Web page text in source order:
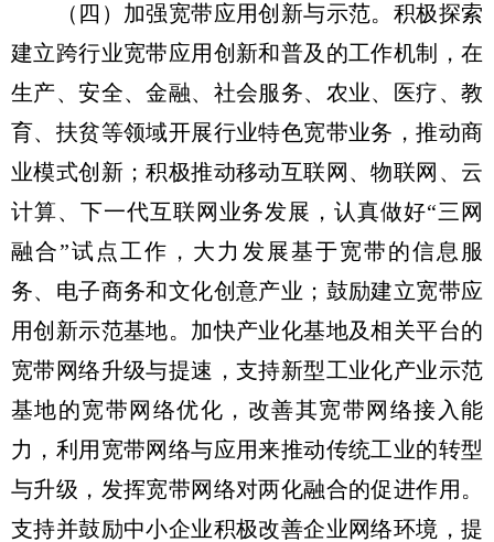
（四）加强宽带应用创新与示范。积极探索
建立跨行业宽带应用创新和普及的工作机制，在
生产、安全、金融、社会服务、农业、医疗、教
育、扶贫等领域开展行业特色宽带业务，推动商
业模式创新；积极推动移动互联网、物联网、云
计算、下一代互联网业务发展，认真做好“三网
融合”试点工作，大力发展基于宽带的信息服
务、电子商务和文化创意产业；鼓励建立宽带应
用创新示范基地。加快产业化基地及相关平台的
宽带网络升级与提速，支持新型工业化产业示范
基地的宽带网络优化，改善其宽带网络接入能
力，利用宽带网络与应用来推动传统工业的转型
与升级，发挥宽带网络对两化融合的促进作用。
支持并鼓励中小企业积极改善企业网络环境，提